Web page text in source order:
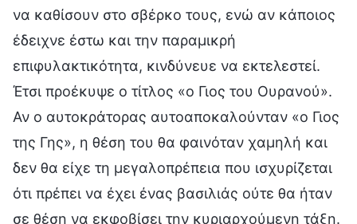
να καθίσουν στο σβέρκο τους, ενώ αν κάποιος
έδειχνε έστω και την παραμικρή
επιφυλακτικότητα, κινδύνευε να εκτελεστεί.
Έτσι προέκυψε ο τίτλος «ο Γιος του Ουρανού».
Αν ο αυτοκράτορας αυτοαποκαλούνταν «ο Γιος
της Γης», η θέση του θα φαινόταν χαμηλή και
δεν θα είχε τη μεγαλοπρέπεια που ισχυρίζεται
ότι πρέπει να έχει ένας βασιλιάς ούτε θα ήταν
σε θέση να εκφοβίσει την κυριαρχούμενη τάξη.